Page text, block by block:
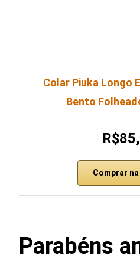
Colar Piuka Longo
Bento
Comprar
Parabéns